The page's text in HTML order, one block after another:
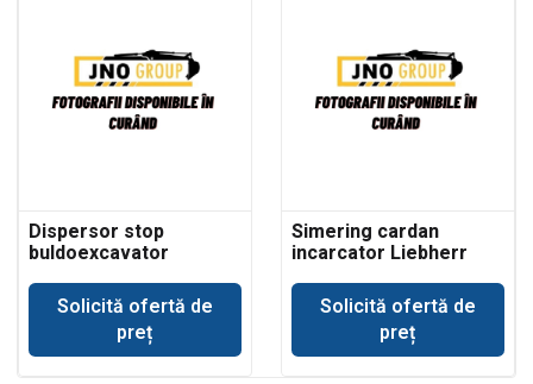
Dispersor stop
buldoexcavator
Solicită ofertă de
preț
Simering cardan
incarcator Liebherr
Solicită ofertă de
preț